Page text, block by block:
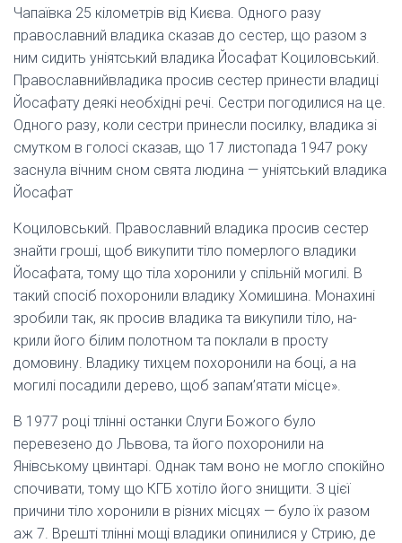
Чапаївка 25 кілометрів від Києва. Одного разу
православний владика сказав до сестер, що разом з
ним сидить уніятський владика Йосафат Коциловський.
Православнийвладика просив сестер принести владиці
Йосафату деякі необхідні речі. Сестри погодилися на це.
Одного разу, коли сестри принесли посилку, владика зі
смутком в голосі сказав, що 17 листопада 1947 року
заснула вічним сном свята людина — уніятський владика
Йосафат
Коциловський. Православний владика просив сестер
знайти гроші, щоб викупити тіло померлого владики
Йосафата, тому що тіла хоронили у спільній могилі. В
такий спосіб похоронили владику Хомишина. Монахині
зробили так, як просив владика та викупили тіло, на-
крили його білим полотном та поклали в просту
домовину. Владику тихцем похоронили на боці, а на
могилі посадили дерево, щоб запам’ятати місце».
В 1977 році тлінні останки Слуги Божого було
перевезено до Львова, та його похоронили на
Янівському цвинтарі. Однак там воно не могло спокійно
спочивати, тому що КГБ хотіло його знищити. З цієї
причини тіло хоронили в різних місцях — було їх разом
аж 7. Врешті тлінні мощі владики опинилися у Стрию, де